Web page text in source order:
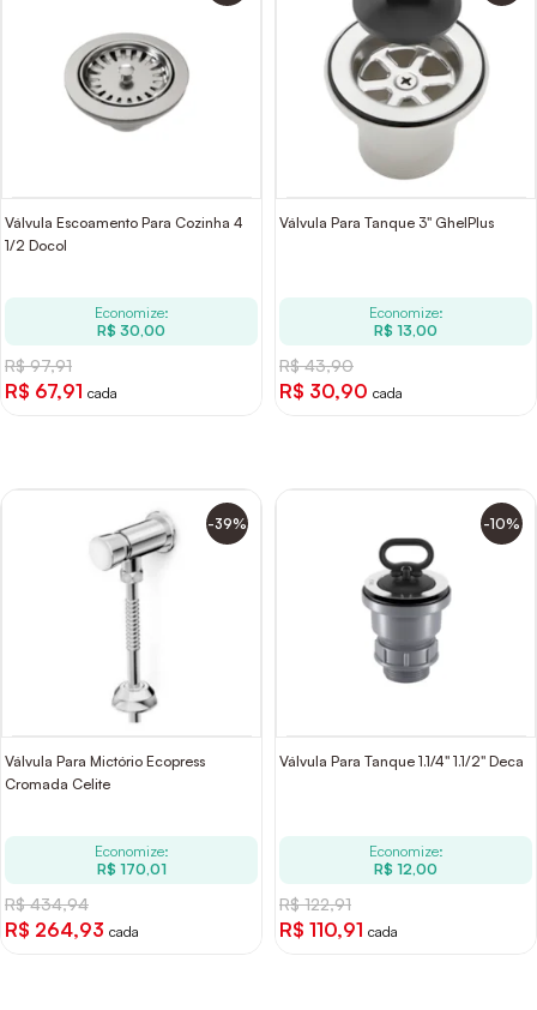
Válvula Escoamento Para Cozinha 4
1/2 Docol
Economize:
R$ 30,00
R$ 97,91
R$ 67,91 cada
Válvula Para Tanque 3" GhelPlus
Economize:
R$ 13,00
R$ 43,90
R$ 30,90 cada
-39%
Válvula Para Mictório Ecopress
Cromada Celite
Economize:
R$ 170,01
R$ 434,94
R$ 264,93 cada
-10%
Válvula Para Tanque 1.1/4" 1.1/2" Deca
Economize:
R$ 12,00
R$ 122,91
R$ 110,91 cada